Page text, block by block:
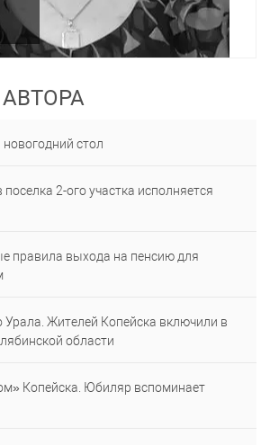
стол
2-ого участка исполняется
правила выхода на пенсию для
Жителей Копейска включили в
области
Копейска. Юбиляр вспоминает